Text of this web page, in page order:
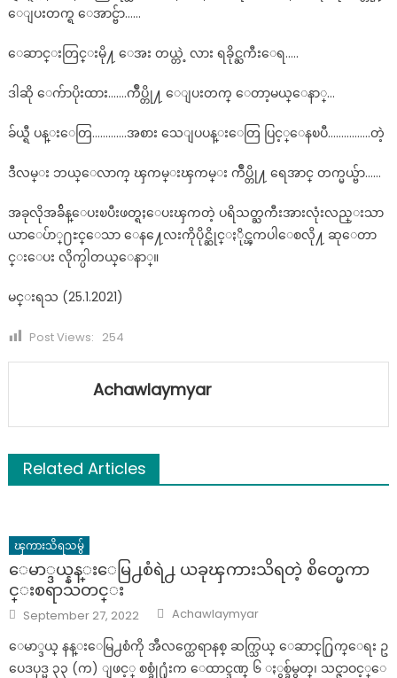
ေျပးတက္ရ ေအာင္ဗ်ာ……
ေဆာင္းတြင္းမို႔ ေအး တယ္တဲ့ လား ရခိုင္ႀကီးေရ…..
ဒါဆို ေက်ာပိုးထား…….က်ဳပ္တို႔ ေျပးတက္ ေတာ့မယ္ေနာ္…
ခ်ယ္ရီ ပန္းေတြ………….အစား သေျပပန္းေတြ ပြင့္ေနၿပီ…………….တဲ့
ဒီလမ္း ဘယ္ေလာက္ ၾကမ္းၾကမ္း က်ဳပ္တို႔ ရေအာင္ တက္မယ္ဗ်ာ……
အခုလိုအခ်ိန္ေပးၿပီးဖတ္ရႈေပးၾကတဲ့ ပရိသတ္ႀကီးအားလုံးလည္းသာ
ယာေပ်ာ္႐ႊင္ေသာ ေန႔ေလးကိုပိုင္ဆိုင္ႏိုင္ၾကပါေစလို႔ ဆုေတာ
င္းေပး လိုက္ပါတယ္ေနာ္။
မင္းရသ (25.1.2021)
Post Views: 254
Achawlaymyar
Related Articles
ၾကားသိရသမွ်
ေမာ္ဒယ္နန္းေမြ႕စံရဲ႕ ယခုၾကားသိရတဲ့ စိတ္မေကာ
င္းစရာသတင္း
Posted
on
September 27, 2022 Author
Achawlaymyar
ေမာ္ဒယ္ နန္းေမြ႕စံကို အီလက္ထေရာနစ္ ဆက္သြယ္ ေဆာင္႐ြက္ေရး ဥ
ပေဒပုဒ္မ ၃၃ (က) ျဖင့္ စစ္ခုံ႐ုံးက ေထာင္ဒဏ္ ၆ ႏွစ္ခ်မွတ္၊ သင္ဇာဝင့္ေ